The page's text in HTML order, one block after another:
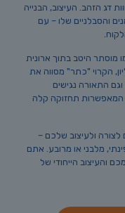
דג הזהב. העיצוב, הבנייה
והסבלניים שלו – עם
מוסתר היטב בתוך ארונית
הקרוי "כתר" מסווה את
התאורה נגישים
המאפשרות תחזוקה קלה
לצורה ולעיצוב שלכם –
מלבני או מרובע. אתם
והעיצוב הייחודי של